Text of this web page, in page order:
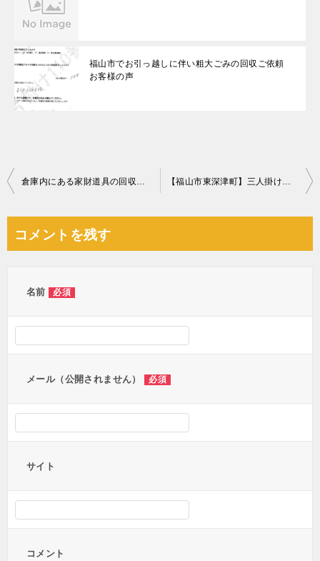
福山市でお引っ越しに伴い粗大ごみの回収ご依頼
お客様の声
投
ビ
倉庫内にある家財道具の回収・処分ご依頼 お客様の声 【福山市東深津町】三人掛けソファーの回収・処分ご依頼 お客様の声
コメントを残す
名前 必須
メール（公開されません） 必須
サイト
コメント